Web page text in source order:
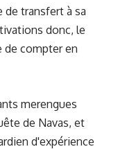
de transfert à sa
donc, le
de compter en
merengues
de Navas, et
d'expérience